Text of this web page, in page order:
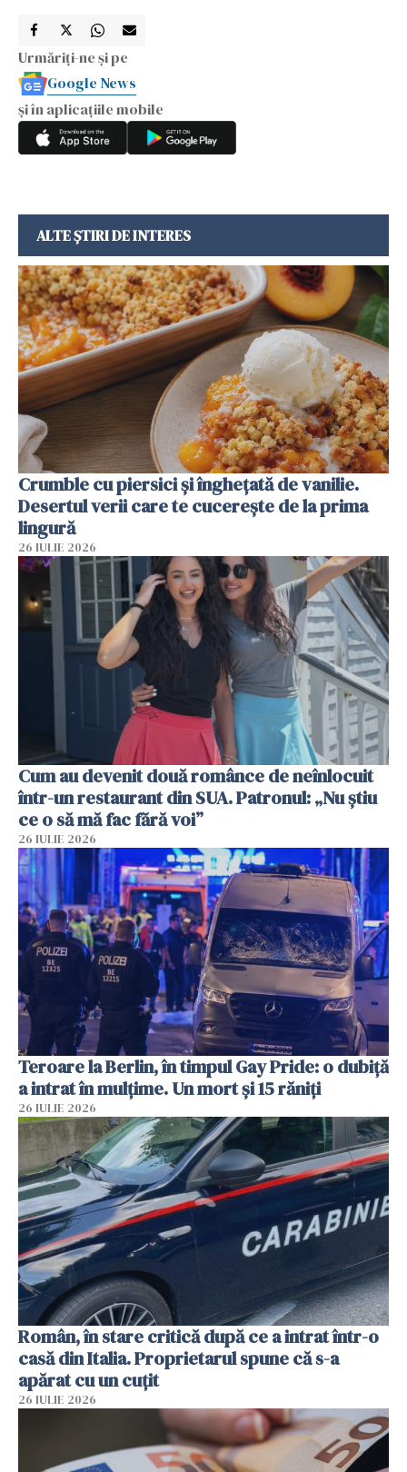
Urmăriți-ne și pe
Google News
și în aplicațiile mobile
ALTE ȘTIRI DE INTERES
Crumble cu piersici și înghețată de vanilie.
Desertul verii care te cucerește de la prima
lingură
26 IULIE 2026
Cum au devenit două românce de neînlocuit
într-un restaurant din SUA. Patronul: „Nu știu
ce o să mă fac fără voi”
26 IULIE 2026
Teroare la Berlin, în timpul Gay Pride: o dubiță
a intrat în mulțime. Un mort și 15 răniți
26 IULIE 2026
Român, în stare critică după ce a intrat într-o
casă din Italia. Proprietarul spune că s-a
apărat cu un cuțit
26 IULIE 2026